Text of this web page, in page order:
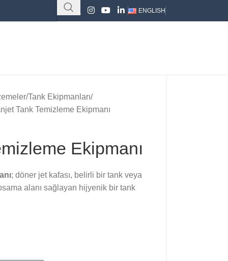
ENGLISH
Tank Ekipmanları
Tank Temizleme Ekipmanı
Ekipmanı
; döner jet kafası, belirli bir tank veya
alanı sağlayan hijyenik bir tank